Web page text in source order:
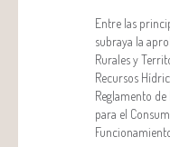
Entre las
subraya la
Rurales y
Recursos
Reglamento
para el